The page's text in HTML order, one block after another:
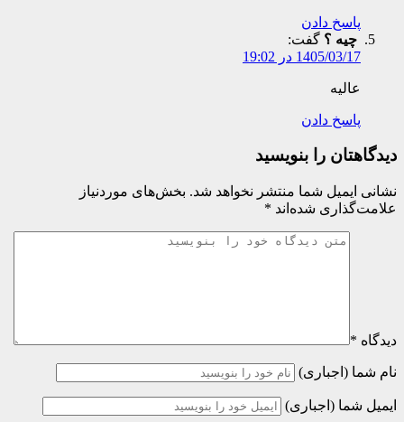
پاسخ دادن
چیه ؟ گفت:
1405/03/17 در 19:02
عالیه
پاسخ دادن
دیدگاهتان را بنویسید
نشانی ایمیل شما منتشر نخواهد شد. بخش‌های موردنیاز
علامت‌گذاری شده‌اند *
دیدگاه *
نام شما (اجباری)
ایمیل شما (اجباری)